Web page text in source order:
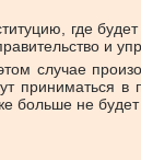
где
и
случае
больше не